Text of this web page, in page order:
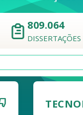
809.064
DISSERTAÇÕES